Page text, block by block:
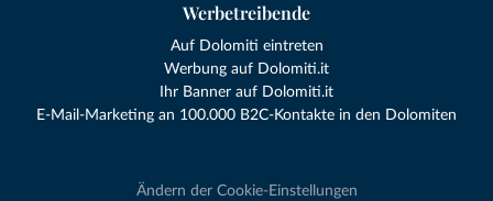
Werbetreibende
Auf Dolomiti eintreten
Werbung auf Dolomiti.it
Ihr Banner auf Dolomiti.it
E-Mail-Marketing an 100.000 B2C-Kontakte in den Dolomiten
Ändern der Cookie-Einstellungen